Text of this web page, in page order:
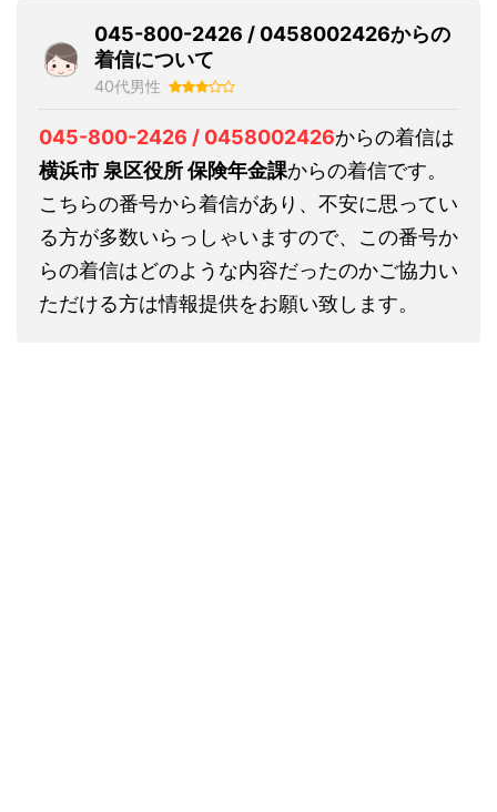
045-800-2426 / 0458002426からの
着信について
40代男性
045-800-2426 / 0458002426からの着信は
横浜市 泉区役所 保険年金課からの着信です。
こちらの番号から着信があり、不安に思ってい
る方が多数いらっしゃいますので、この番号か
らの着信はどのような内容だったのかご協力い
ただける方は情報提供をお願い致します。